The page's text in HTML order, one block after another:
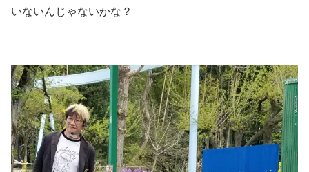
いないんじゃないかな？